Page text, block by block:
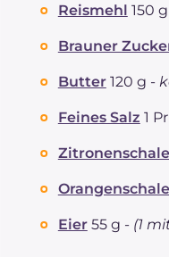
Reismehl 150 g
Brauner
Butter 120 g -
Feines Salz 1
Zitronenschale
Orangenschale
Eier 55 g - (1